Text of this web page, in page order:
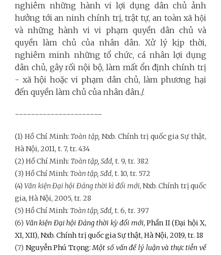
nghiêm những hành vi lợi dụng dân chủ ảnh
hưởng tới an ninh chính trị, trật tự, an toàn xã hội
và những hành vi vi phạm quyền dân chủ và
quyền làm chủ của nhân dân. Xử lý kịp thời,
nghiêm minh những tổ chức, cá nhân lợi dụng
dân chủ, gây rối nội bộ, làm mất ổn định chính trị
- xã hội hoặc vi phạm dân chủ, làm phương hại
đến quyền làm chủ của nhân dân./.
----------------------
(1) Hồ Chí Minh: Toàn tập,Nxb. Chính trị quốc gia Sự thật,
Hà Nội, 2011, t. 7, tr. 434
(2) Hồ Chí Minh: Toàn tập, Sđd, t. 9, tr. 382
(3) Hồ Chí Minh: Toàn tập, Sđd, t. 10, tr. 572
(4)Văn kiện Đại hội Đảng thời kì đổi mới, Nxb. Chính trị quốc
gia, Hà Nội, 2005, tr. 28
(5) Hồ Chí Minh: Toàn tập, Sđd, t. 6, tr. 397
(6) Văn kiện Đại hội Đảng thời kỳ đổi mới, Phần II (Đại hội X,
XI, XII), Nxb. Chính trị quốc gia Sự thật, Hà Nội, 2019, tr. 18
(7) Nguyễn Phú Trọng:Một số vấn đề lý luận và thực tiễn về